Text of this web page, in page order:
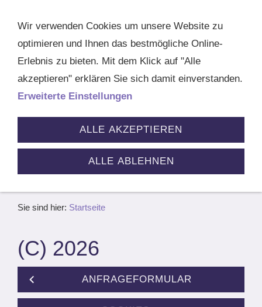
Sie sind hier: Startseite
(C) 2026
ANFRAGEFORMULAR
Wir verwenden Cookies um unsere Website zu
optimieren und Ihnen das bestmögliche Online-
Erlebnis zu bieten. Mit dem Klick auf "Alle
akzeptieren" erklären Sie sich damit einverstanden.
Erweiterte Einstellungen
ALLE AKZEPTIEREN
ALLE ABLEHNEN